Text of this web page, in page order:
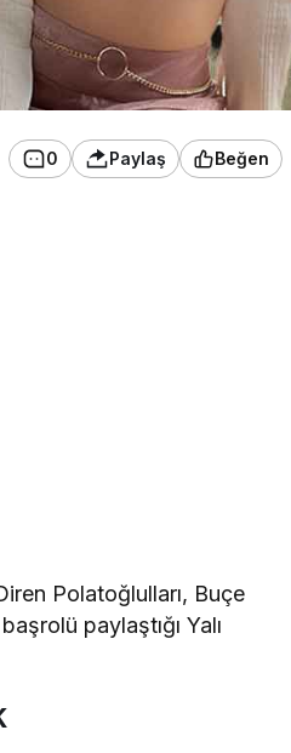
0 Paylaş Beğen
Polatoğlulları, Buçe
paylaştığı Yalı